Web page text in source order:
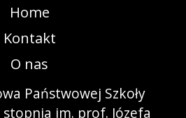
Home
Kontakt
O nas
Państwowej Szkoły
im. prof. Józefa